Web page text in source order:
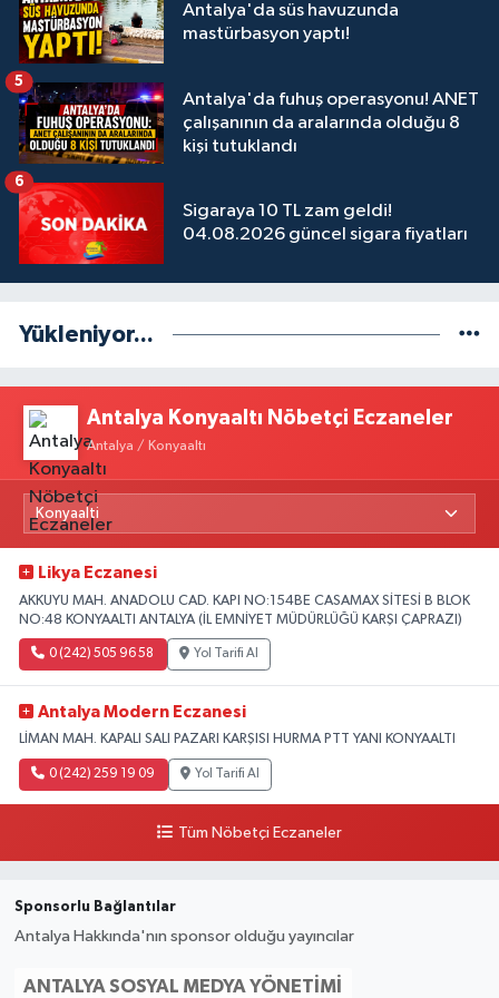
Antalya'da süs havuzunda
mastürbasyon yaptı!
Antalya'da fuhuş operasyonu! ANET
çalışanının da aralarında olduğu 8
kişi tutuklandı
5
Sigaraya 10 TL zam geldi!
04.08.2026 güncel sigara fiyatları
6
Yükleniyor...
Antalya Konyaaltı Nöbetçi Eczaneler
Antalya / Konyaaltı
Likya Eczanesi
AKKUYU MAH. ANADOLU CAD. KAPI NO:154BE CASAMAX SİTESİ B BLOK
NO:48 KONYAALTI ANTALYA (İL EMNİYET MÜDÜRLÜĞÜ KARŞI ÇAPRAZI)
0 (242) 505 96 58 Yol Tarifi Al
Antalya Modern Eczanesi
LİMAN MAH. KAPALI SALI PAZARI KARŞISI HURMA PTT YANI KONYAALTI
0 (242) 259 19 09 Yol Tarifi Al
Tüm Nöbetçi Eczaneler
Sponsorlu Bağlantılar
Antalya Hakkında'nın sponsor olduğu yayıncılar
ANTALYA SOSYAL MEDYA YÖNETIMI